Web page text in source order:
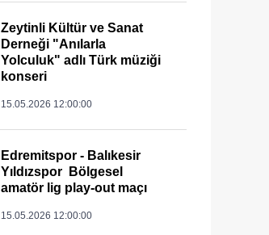
Zeytinli Kültür ve Sanat
Derneği "Anılarla
Yolculuk" adlı Türk müziği
konseri
15.05.2026 12:00:00
Edremitspor - Balıkesir
Yıldızspor Bölgesel
amatör lig play-out maçı
15.05.2026 12:00:00